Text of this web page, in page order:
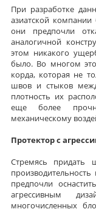
При разработке
азиатской
они предпочли
аналогичной
этом никакого
было. Во многом
корда, которая не
швов и стыков
плотность их
еще более
механическому
Протектор с
Стремясь придать
предпочли
агрессивным
многочисленных